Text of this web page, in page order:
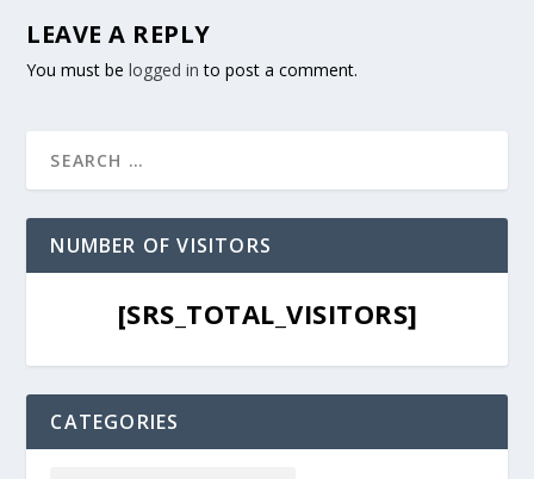
LEAVE A REPLY
You must belogged in to post a comment.
NUMBER OF VISITORS
[SRS_TOTAL_VISITORS]
CATEGORIES